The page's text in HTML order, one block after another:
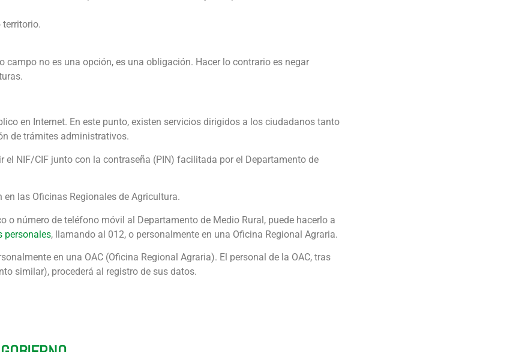
territorio.
no es una opción, es una obligación. Hacer lo contrario es negar
en Internet. En este punto, existen servicios dirigidos a los ciudadanos tanto
de trámites administrativos.
el NIF/CIF junto con la contraseña (PIN) facilitada por el Departamento de
las Oficinas Regionales de Agricultura.
o número de teléfono móvil al Departamento de Medio Rural, puede hacerlo a
personales, llamando al 012, o personalmente en una Oficina Regional Agraria.
en una OAC (Oficina Regional Agraria). El personal de la OAC, tras
similar), procederá al registro de sus datos.